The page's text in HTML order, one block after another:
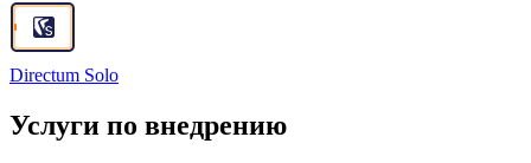
Directum Solo
Услуги по внедрению